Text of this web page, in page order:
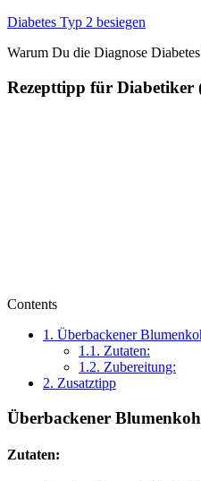
Zum
springen
Diabetes Typ 2 besiegen
Warum Du die Diagnose
Rezepttipp für Diabetiker
Contents
1. Überbackener
1.1. Zutaten:
1.2. Zubereitung:
2. Zusatztipp
Überbackener
Zutaten: